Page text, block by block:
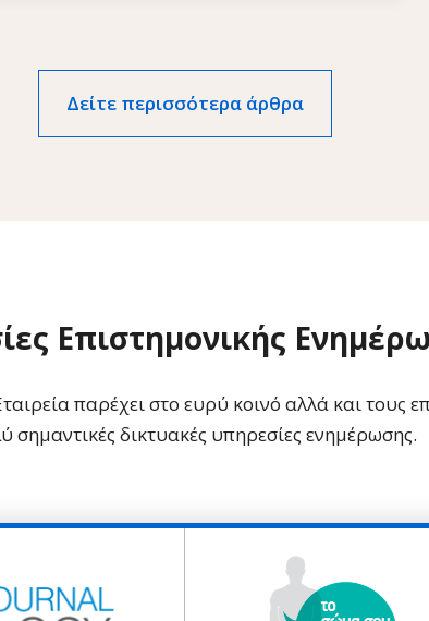
Δείτε περισσότερα άρθρα
Επιστημονικής
παρέχει στο ευρύ κοινό αλλά και τους
σημαντικές δικτυακές υπηρεσίες ενημέρωσης.